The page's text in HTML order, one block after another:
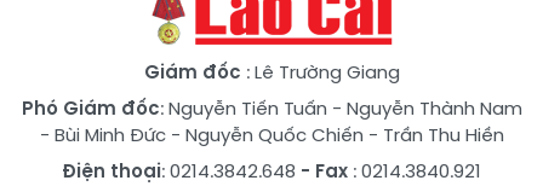
Giám đốc : Lê Trường Giang
Phó Giám đốc:Nguyễn Tiến Tuấn - Nguyễn Thành Nam
- Bùi Minh Đức- Nguyễn Quốc Chiến - Trần Thu Hiền
Điện thoại: 0214.3842.648 - Fax : 0214.3840.921